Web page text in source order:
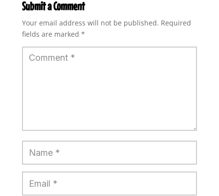
Submit a Comment
Your email address will not be published. Required
fields are marked *